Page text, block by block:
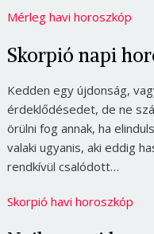
Mérleg havi horoszkóp
Skorpió napi
Kedden egy újdonság,
érdeklődésedet, de ne
örülni fog annak, ha
valaki ugyanis, aki eddig
rendkívül csalódott…
Skorpió havi horoszkóp